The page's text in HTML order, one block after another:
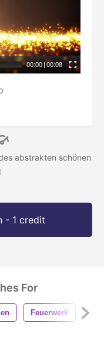
00:00 |00:08
abstrakten schönen
- 1 credit
For
Feuerwerk